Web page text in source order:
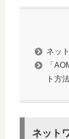
ネッ
「
ト方
ネット